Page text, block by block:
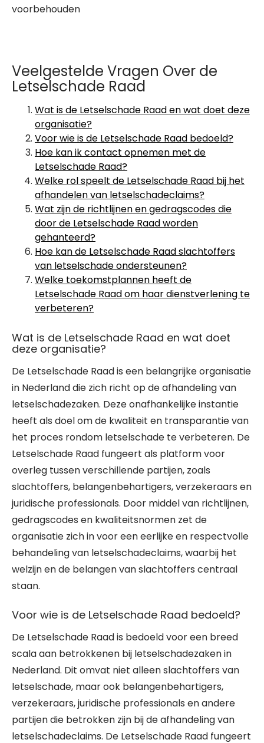
voorbehouden
Veelgestelde Vragen Over de
Letselschade Raad
Wat is de Letselschade Raad en wat doet deze
organisatie?
Voor wie is de Letselschade Raad bedoeld?
Hoe kan ik contact opnemen met de
Letselschade Raad?
Welke rol speelt de Letselschade Raad bij het
afhandelen van letselschadeclaims?
Wat zijn de richtlijnen en gedragscodes die
door de Letselschade Raad worden
gehanteerd?
Hoe kan de Letselschade Raad slachtoffers
van letselschade ondersteunen?
Welke toekomstplannen heeft de
Letselschade Raad om haar dienstverlening te
verbeteren?
Wat is de Letselschade Raad en wat doet
deze organisatie?
De Letselschade Raad is een belangrijke organisatie
in Nederland die zich richt op de afhandeling van
letselschadezaken. Deze onafhankelijke instantie
heeft als doel om de kwaliteit en transparantie van
het proces rondom letselschade te verbeteren. De
Letselschade Raad fungeert als platform voor
overleg tussen verschillende partijen, zoals
slachtoffers, belangenbehartigers, verzekeraars en
juridische professionals. Door middel van richtlijnen,
gedragscodes en kwaliteitsnormen zet de
organisatie zich in voor een eerlijke en respectvolle
behandeling van letselschadeclaims, waarbij het
welzijn en de belangen van slachtoffers centraal
staan.
Voor wie is de Letselschade Raad bedoeld?
De Letselschade Raad is bedoeld voor een breed
scala aan betrokkenen bij letselschadezaken in
Nederland. Dit omvat niet alleen slachtoffers van
letselschade, maar ook belangenbehartigers,
verzekeraars, juridische professionals en andere
partijen die betrokken zijn bij de afhandeling van
letselschadeclaims. De Letselschade Raad fungeert